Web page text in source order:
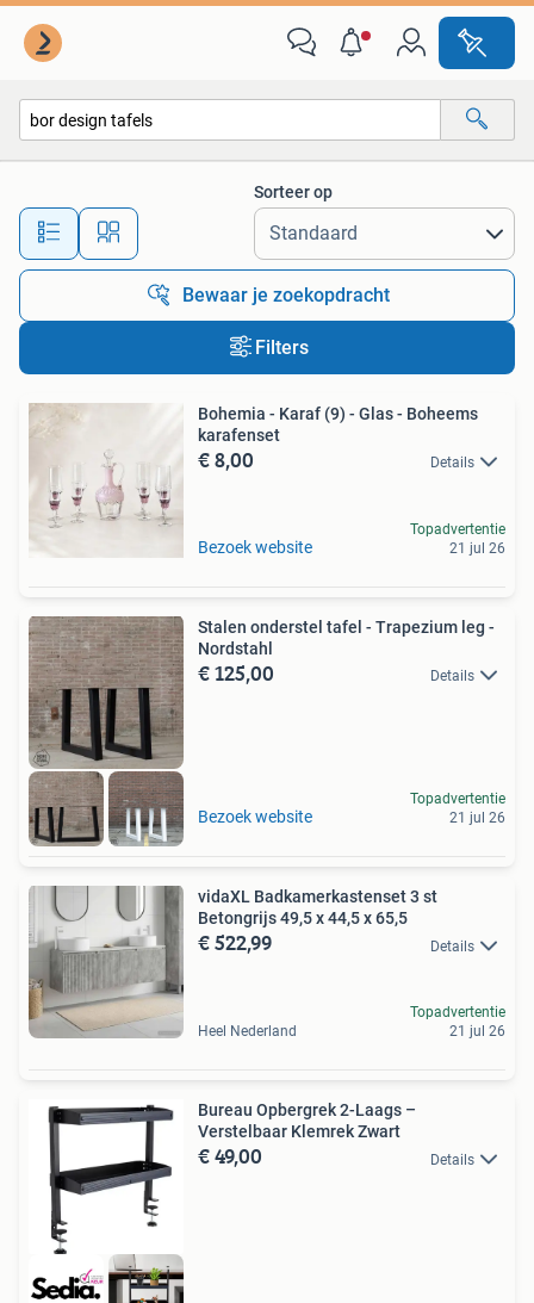
Alle afstanden…
Sorteer op
Bewaar je zoekopdracht
Filters
Bohemia - Karaf (9) - Glas - Boheems
karafenset
€ 8,00 Details
Bezoek website
Topadvertentie
21 jul 26
Stalen onderstel tafel - Trapezium leg -
Nordstahl
€ 125,00 Details
Bezoek website
Topadvertentie
21 jul 26
vidaXL Badkamerkastenset 3 st
Betongrijs 49,5 x 44,5 x 65,5
€ 522,99 Details
Heel Nederland
Topadvertentie
21 jul 26
Bureau Opbergrek 2-Laags –
Verstelbaar Klemrek Zwart
€ 49,00 Details